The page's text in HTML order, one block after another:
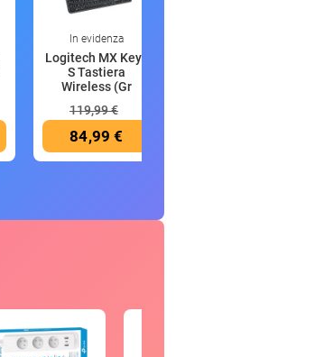
In evidenza
Logitech MX Keys
S Tastiera
Wireless (Gr
119,99 €
84,99 €